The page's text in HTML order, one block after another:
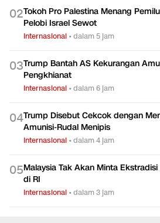
02Tokoh Pro Palestina Menang
Pelobi Israel Sewot
Internasional •dalam 5 jam
03Trump Bantah AS Kekurangan
Pengkhianat
Internasional •dalam 6 jam
04Trump Disebut Cekcok dengan
Amunisi-Rudal Menipis
Internasional •dalam 4 jam
05Malaysia Tak Akan Minta
di RI
Internasional •dalam 3 jam